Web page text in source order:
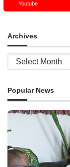
Youtube
Archives
Archives
Popular News